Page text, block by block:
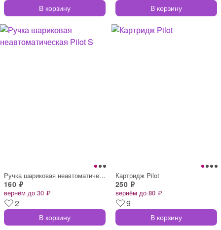
В корзину В корзину
Ручка шариковая неавтоматическая Pilot S
160 ₽
вернём до 30 ₽
2
В корзину
Картридж Pilot
250 ₽
вернём до 80 ₽
9
В корзину